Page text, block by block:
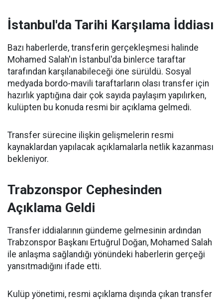
İstanbul'da Tarihi Karşılama İddiası
Bazı haberlerde, transferin gerçekleşmesi halinde
Mohamed Salah'ın İstanbul'da binlerce taraftar
tarafından karşılanabileceği öne sürüldü. Sosyal
medyada bordo-mavili taraftarların olası transfer için
hazırlık yaptığına dair çok sayıda paylaşım yapılırken,
kulüpten bu konuda resmi bir açıklama gelmedi.
Transfer sürecine ilişkin gelişmelerin resmi
kaynaklardan yapılacak açıklamalarla netlik kazanması
bekleniyor.
Trabzonspor Cephesinden
Açıklama Geldi
Transfer iddialarının gündeme gelmesinin ardından
Trabzonspor Başkanı Ertuğrul Doğan, Mohamed Salah
ile anlaşma sağlandığı yönündeki haberlerin gerçeği
yansıtmadığını ifade etti.
Kulüp yönetimi, resmi açıklama dışında çıkan transfer